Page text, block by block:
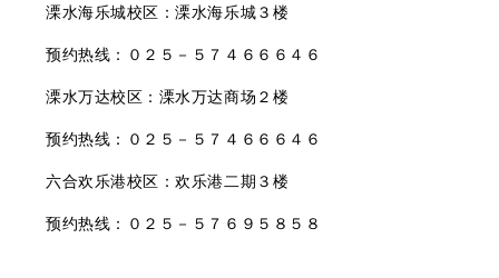
溧水海乐城校区：溧水海乐城３楼
预约热线：０２５－５７４６６６４６
溧水万达校区：溧水万达商场２楼
预约热线：０２５－５７４６６６４６
六合欢乐港校区：欢乐港二期３楼
预约热线：０２５－５７６９５８５８